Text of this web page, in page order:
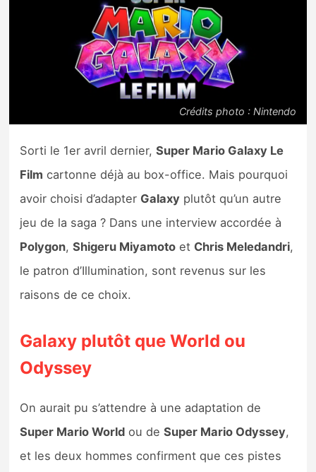
Nintendo Direct
Tests et previews
Tests d’accessoires
Autres tests
Précommandes
Précommandes jeux Switch 2
Sorties de jeux
Bons plans
Guides
Crédits photo : Nintendo
Sorti le 1er avril dernier,Super Mario Galaxy Le
Film cartonne déjà au box-office. Mais pourquoi
avoir choisi d’adapter Galaxy plutôt qu’un autre
jeu de la saga ? Dans une interview accordée à
Polygon,Shigeru Miyamoto et Chris Meledandri,
le patron d’Illumination, sont revenus sur les
raisons de ce choix.
Galaxy plutôt que World ou
Odyssey
On aurait pu s’attendre à une adaptation de
Super Mario World ou deSuper Mario Odyssey,
et les deux hommes confirment que ces pistes